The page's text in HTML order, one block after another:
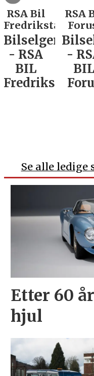
RSA Bil
Fredrikstad:
Bilselger
- RSA
BIL
Fredrikstad
RSA
-
BIL
Se alle ledige
Etter 60
hjul